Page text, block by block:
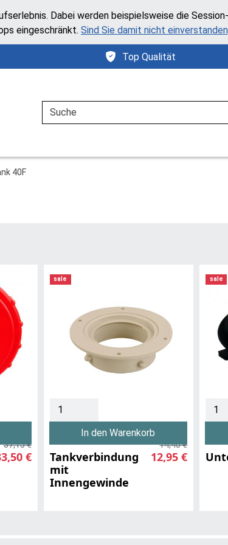
Dabei werden beispielsweise die
eingeschränkt. Sind Sie damit nicht
Top Qualität
Suche
40F
37,15 €
€
sale
In den Warenkorb
Tankverbindung
mit
Innengewinde
14,40 €
12,95 €
sale